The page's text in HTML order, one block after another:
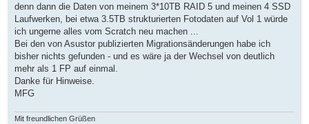
denn dann die Daten von meinem 3*10TB RAID 5 und meinen 4 SSD
Laufwerken, bei etwa 3.5TB strukturierten Fotodaten auf Vol 1 würde
ich ungerne alles vom Scratch neu machen ...
Bei den von Asustor publizierten Migrationsänderungen habe ich
bisher nichts gefunden - und es wäre ja der Wechsel von deutlich
mehr als 1 FP auf einmal.
Danke für Hinweise.
MFG
Mit freundlichen Grüßen